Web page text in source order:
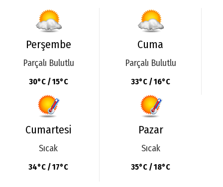
Arşivi
Günün
Haberleri
Galeri
Etkinlikler
Perşembe
Parçalı Bulutlu
30°C / 15°C
Cuma
Parçalı Bulutlu
33°C / 16°C
Cumartesi
Sıcak
34°C / 17°C
Pazar
Sıcak
35°C / 18°C